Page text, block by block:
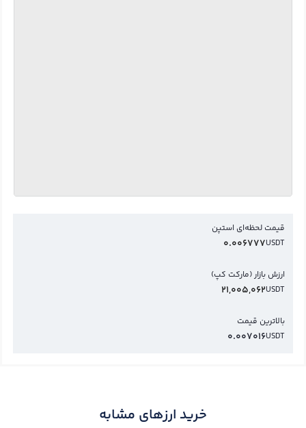
قیمت لحظه‌ای استپن
USDT
0.006777
ارزش بازار (مارکت کپ)
USDT
21,005,062
بالاترین قیمت
USDT
0.007016
خرید ارزهای مشابه